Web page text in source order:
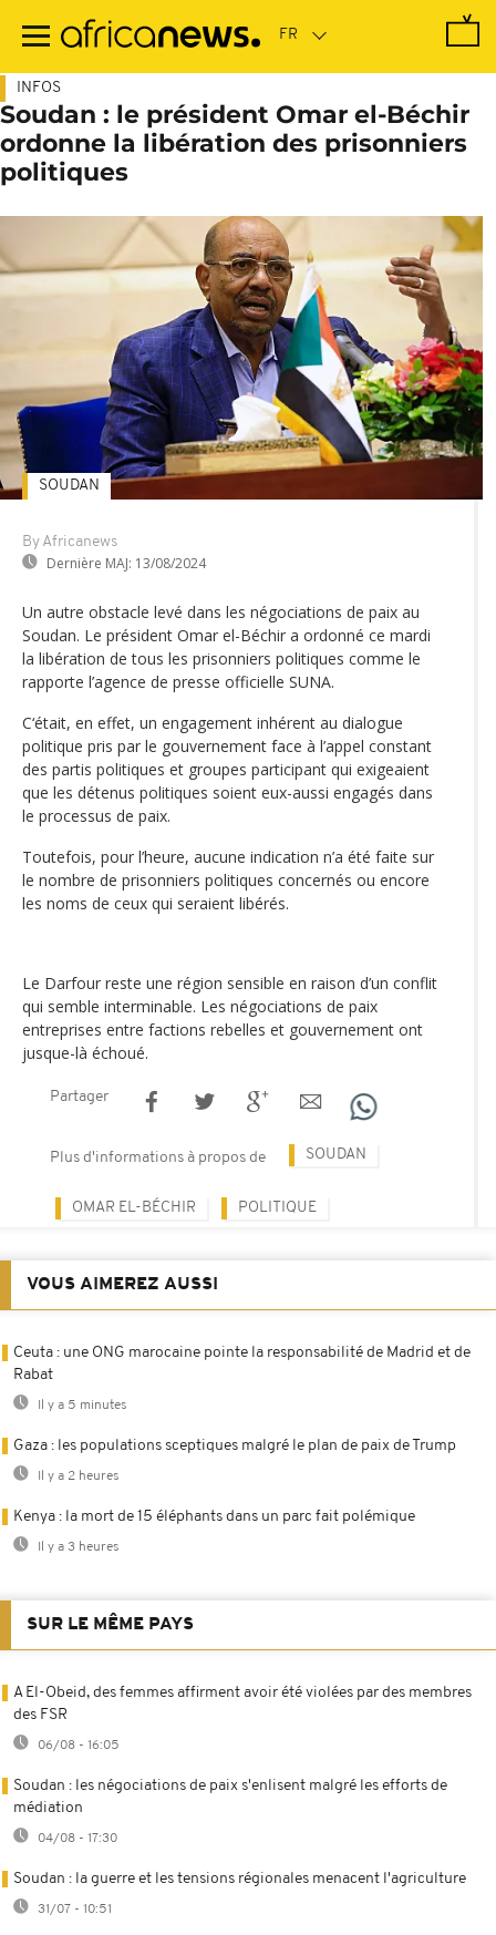
contenu
INFOS
Soudan : le président Omar el-Béchir
ordonne la libération des prisonniers
politiques
By Africanews
Dernière MAJ: 13/08/2024
SOUDAN
Un autre obstacle levé dans les négociations de paix au
Soudan. Le président Omar el-Béchir a ordonné ce mardi
la libération de tous les prisonniers politiques comme le
rapporte l’agence de presse officielle SUNA.
C‘était, en effet, un engagement inhérent au dialogue
politique pris par le gouvernement face à l’appel constant
des partis politiques et groupes participant qui exigeaient
que les détenus politiques soient eux-aussi engagés dans
le processus de paix.
Toutefois, pour l’heure, aucune indication n’a été faite sur
le nombre de prisonniers politiques concernés ou encore
les noms de ceux qui seraient libérés.
Le Darfour reste une région sensible en raison d’un conflit
qui semble interminable. Les négociations de paix
entreprises entre factions rebelles et gouvernement ont
jusque-là échoué.
Partager
Plus d'informations à propos de SOUDAN
OMAR EL-BÉCHIR POLITIQUE
VOUS AIMEREZ AUSSI
Ceuta : une ONG marocaine pointe la responsabilité de Madrid et de
Rabat
Il y a 5 minutes
Gaza : les populations sceptiques malgré le plan de paix de Trump
Il y a 2 heures
Kenya : la mort de 15 éléphants dans un parc fait polémique
Il y a 3 heures
SUR LE MÊME PAYS
A El-Obeid, des femmes affirment avoir été violées par des membres
des FSR
06/08 - 16:05
Soudan : les négociations de paix s'enlisent malgré les efforts de
médiation
04/08 - 17:30
Soudan : la guerre et les tensions régionales menacent l'agriculture
31/07 - 10:51